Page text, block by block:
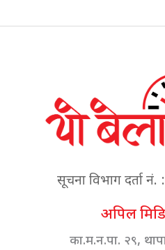
सूचना विभाग दर्ता
अपिल
का.म.न.पा. २९,